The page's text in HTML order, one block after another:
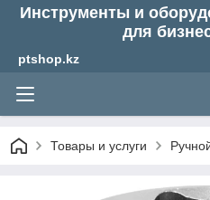
Инструменты и
для
ptshop.kz
Товары и услуги